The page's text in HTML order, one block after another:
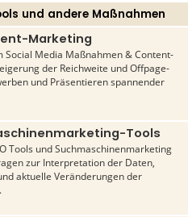
und andere Maßnahmen
Marketing
Social Media Maßnahmen & Content-
der Reichweite und Offpage-
und Präsentieren spannender
Tools
Tools und Suchmaschinenmarketing
zur Interpretation der Daten,
aktuelle Veränderungen der